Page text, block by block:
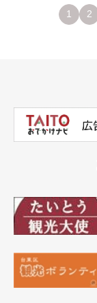
1 2